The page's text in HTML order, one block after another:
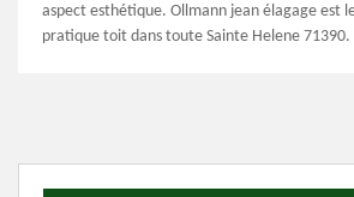
aspect esthétique. Ollmann jean élagage est
pratique toit dans toute Sainte Helene 71390.